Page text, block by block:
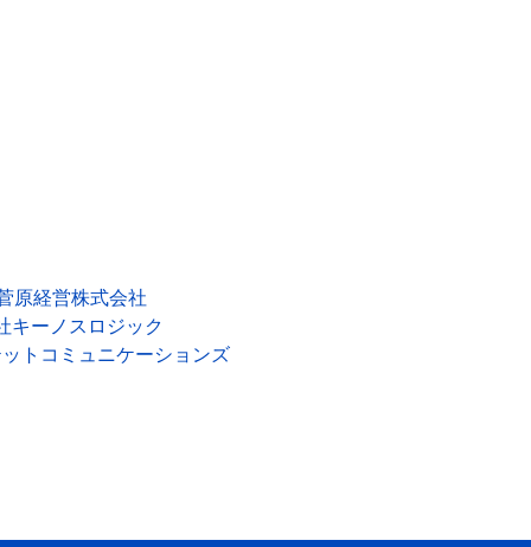
原経営株式会社
キーノスロジック
トコミュニケーションズ